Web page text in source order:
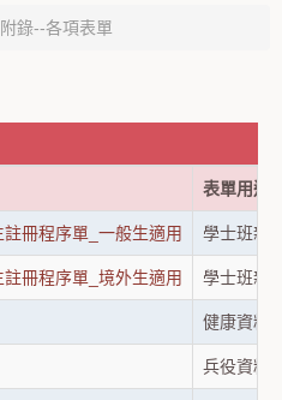
附錄--各項表單
表單用途
冊程序單_一般生適用 學士班新
冊程序單_境外生適用 學士班新
健康資料
兵役資料